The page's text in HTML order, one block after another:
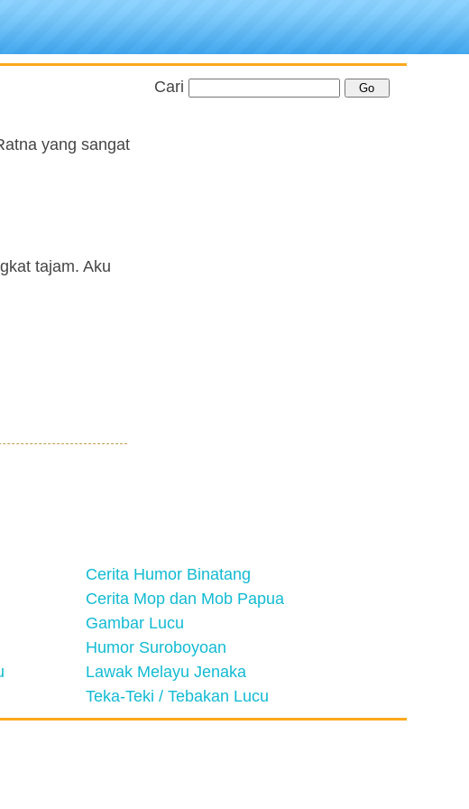
yang sangat
tajam. Aku
Cari
Cerita Humor Binatang
Cerita Mop dan Mob Papua
Gambar Lucu
Humor Suroboyoan
Lawak Melayu Jenaka
Teka-Teki / Tebakan Lucu